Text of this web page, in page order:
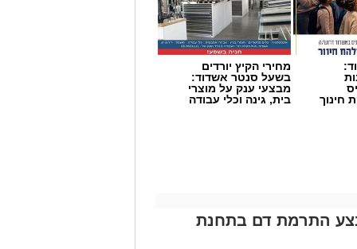
יום לאחר מכן, ב־7 באוקטובר 2026, ייצא לדרך קורס NLP פרקטישינר, שיתקיים
בשעות הערב. הקורס מתמקד בהקניית כלים יישומיים בתחום ה־NLP ובהכרת
ניהול רכות, בהנחיית המנהל כמאמן.
בנובמבר 2026 ויתקיים בשעות הבוקר. במסגרת הקורס ייחשפו
לחזק מיומנויות ניהול והובלת
חינוך
מחירי הקיץ יורדים
בשעל סנטר אשדוד:
מבצעי ענק על מוצרי
בית, גינה וכלי עבודה
התרמת דם בתחנת